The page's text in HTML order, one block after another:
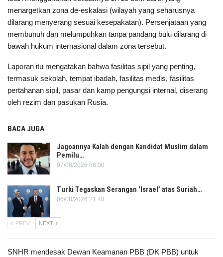
menargetkan zona de-eskalasi (wilayah yang seharusnya
dilarang menyerang sesuai kesepakatan). Persenjataan yang
membunuh dan melumpuhkan tanpa pandang bulu dilarang di
bawah hukum internasional dalam zona tersebut.
Laporan itu mengatakan bahwa fasilitas sipil yang penting,
termasuk sekolah, tempat ibadah, fasilitas medis, fasilitas
pertahanan sipil, pasar dan kamp pengungsi internal, diserang
oleh rezim dan pasukan Rusia.
BACA JUGA
Jagoannya Kalah dengan Kandidat Muslim dalam
Pemilu…
07/08/2026 08:00
Turki Tegaskan Serangan ‘Israel’ atas Suriah…
06/08/2026 21:48
PREV NEXT
SNHR mendesak Dewan Keamanan PBB (DK PBB) untuk